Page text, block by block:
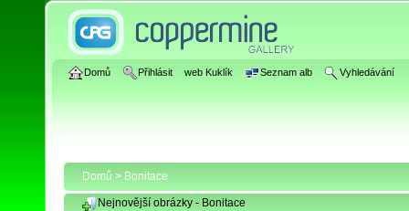
Domů Přihlásit web Kuklík Seznam alb Vyhledávání
Domů > Bonitace
Nejnovější obrázky - Bonitace